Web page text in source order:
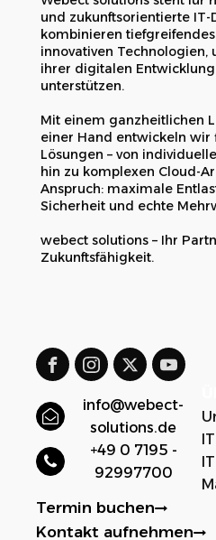
und zukunftsorientierte IT-
kombinieren
innovativen Technologien,
ihrer digitalen
unterstützen.
Mit einem ganzheitlichen
einer Hand entwickeln wir
Lösungen – von
hin zu komplexen Cloud-
Anspruch: maximale
Sicherheit und echte
webect solutions – Ihr
Zukunftsfähigkeit.
info@webect-
solutions.de
+49 0 7195 -
92997700
Termin buchen
Kontakt aufnehmen